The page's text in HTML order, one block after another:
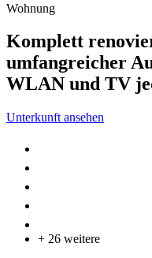
Wohnung
Komplett
umfangreicher
WLAN und TV
Unterkunft ansehen
+ 26 weitere